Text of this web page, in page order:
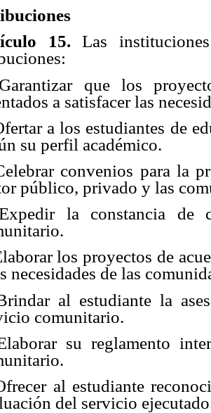
15. Las
que los
a satisfacer las
a los estudiantes de
su perfil académico.
convenios para la
público, privado y las
la constancia de
los proyectos de
necesidades de las
al estudiante la
comunitario.
su reglamento
al estudiante
del servicio